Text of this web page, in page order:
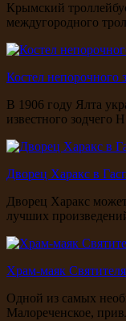
Крымский
междугородного
Костел непорочного
В 1906 году Ялта
известного зодчего
Дворец Харакс в
Дворец Харакс
лучших
Храм-маяк
Одной из самых
Малореченское,